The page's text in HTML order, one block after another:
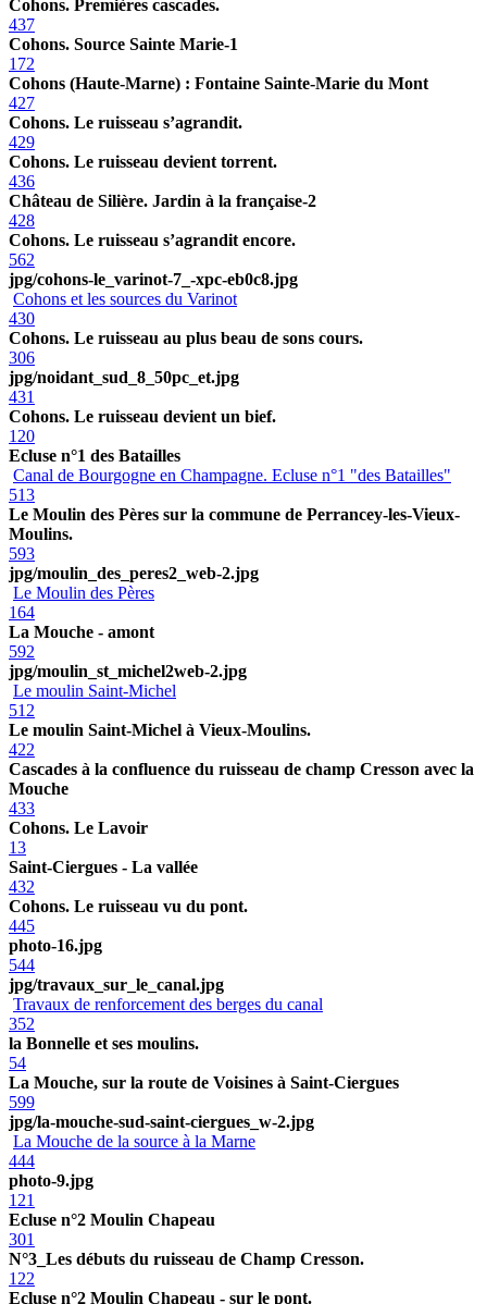
Cohons. Premières cascades.
437
Cohons. Source Sainte Marie-1
172
Cohons (Haute-Marne) : Fontaine Sainte-Marie du Mont
427
Cohons. Le ruisseau s’agrandit.
429
Cohons. Le ruisseau devient torrent.
436
Château de Silière. Jardin à la française-2
428
Cohons. Le ruisseau s’agrandit encore.
562
jpg/cohons-le_varinot-7_-xpc-eb0c8.jpg
Cohons et les sources du Varinot
430
Cohons. Le ruisseau au plus beau de sons cours.
306
jpg/noidant_sud_8_50pc_et.jpg
431
Cohons. Le ruisseau devient un bief.
120
Ecluse n°1 des Batailles
Canal de Bourgogne en Champagne. Ecluse n°1 "des Batailles"
513
Le Moulin des Pères sur la commune de Perrancey-les-Vieux-
Moulins.
593
jpg/moulin_des_peres2_web-2.jpg
Le Moulin des Pères
164
La Mouche - amont
592
jpg/moulin_st_michel2web-2.jpg
Le moulin Saint-Michel
512
Le moulin Saint-Michel à Vieux-Moulins.
422
Cascades à la confluence du ruisseau de champ Cresson avec la
Mouche
433
Cohons. Le Lavoir
13
Saint-Ciergues - La vallée
432
Cohons. Le ruisseau vu du pont.
445
photo-16.jpg
544
jpg/travaux_sur_le_canal.jpg
Travaux de renforcement des berges du canal
352
la Bonnelle et ses moulins.
54
La Mouche, sur la route de Voisines à Saint-Ciergues
599
jpg/la-mouche-sud-saint-ciergues_w-2.jpg
La Mouche de la source à la Marne
444
photo-9.jpg
121
Ecluse n°2 Moulin Chapeau
301
N°3_Les débuts du ruisseau de Champ Cresson.
122
Ecluse n°2 Moulin Chapeau - sur le pont.